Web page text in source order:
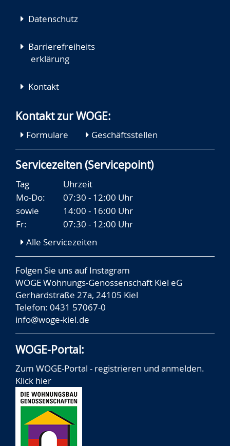
Datenschutz
Barrierefreiheits
erklärung
Kontakt
Kontakt zur WOGE:
Formulare Geschäftsstellen
Servicezeiten (Servicepoint)
Tag
Uhrzeit
Mo-Do:
07:30 - 12:00 Uhr
sowie
14:00 - 16:00 Uhr
Fr:
07:30 - 12:00 Uhr
Alle Servicezeiten
Folgen Sie uns aufInstagram
WOGE Wohnungs-Genossenschaft Kiel eG
Gerhardstraße 27a, 24105 Kiel
Telefon: 0431 57067-0
info@woge-kiel.de
WOGE-Portal:
Zum WOGE-Portal - registrieren und anmelden.
Klick hier